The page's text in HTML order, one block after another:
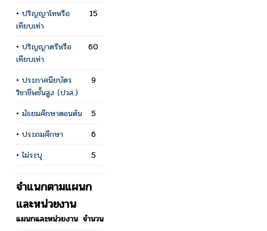
• ปริญญาโทหรือ
เทียบเท่า
15
• ปริญญาตรีหรือ
เทียบเท่า
60
• ประกาศนียบัตร
วิชาชีพชั้นสูง (ปวส.)
9
• มัธยมศึกษาตอนต้น
5
• ประถมศึกษา
6
•ไม่ระบุ 5
จำแนกตามแผนก
และหน่วยงาน
แผนกและหน่วยงาน จำนวน